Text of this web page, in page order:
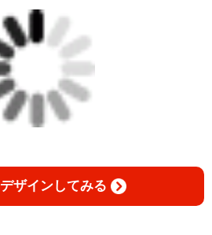
ザインしてみる